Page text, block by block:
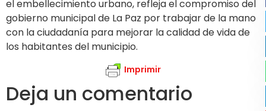
el embellecimiento urbano, refleja el compromiso del
gobierno municipal de La Paz por trabajar de la mano
con la ciudadanía para mejorar la calidad de vida de
los habitantes del municipio.
Imprimir
Deja un comentario